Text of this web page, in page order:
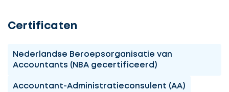
Certificaten
Nederlandse Beroepsorganisatie van
Accountants (NBA gecertificeerd)
Accountant-Administratieconsulent (AA)